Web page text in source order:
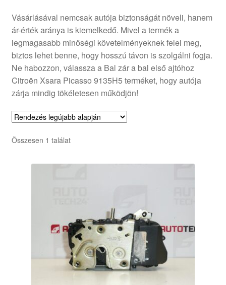
Szekér
Vásárlásával nemcsak autója biztonságát növeli, hanem
ár-érték aránya is kiemelkedő. Mivel a termék a
legmagasabb minőségi követelményeknek felel meg,
biztos lehet benne, hogy hosszú távon is szolgálni fogja.
Ne habozzon, válassza a Bal zár a bal első ajtóhoz
Citroën Xsara Picasso 9135H5 terméket, hogy autója
zárja mindig tökéletesen működjön!
Összesen 1 találat